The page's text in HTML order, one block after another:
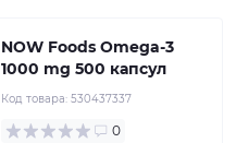
NOW Foods Omega-3
1000 mg 500 капсул
Код товара: 530437337
0